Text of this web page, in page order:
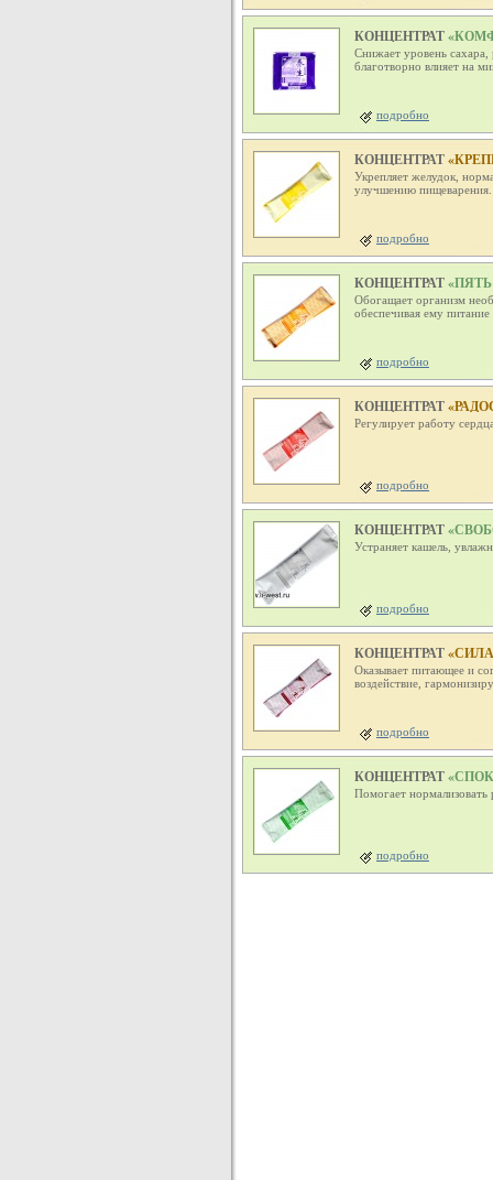
КОНЦЕНТРАТ
Снижает уровень
благотворно влияет на
подробно
КОНЦЕНТРАТ
Укрепляет желудок,
улучшению пищеварения.
подробно
КОНЦЕНТРАТ
Обогащает организм
обеспечивая ему питание
подробно
КОНЦЕНТРАТ
Регулирует работу
подробно
КОНЦЕНТРАТ
Устраняет кашель,
подробно
КОНЦЕНТРАТ
Оказывает питающее и
воздействие,
подробно
КОНЦЕНТРАТ
Помогает нормализовать
подробно